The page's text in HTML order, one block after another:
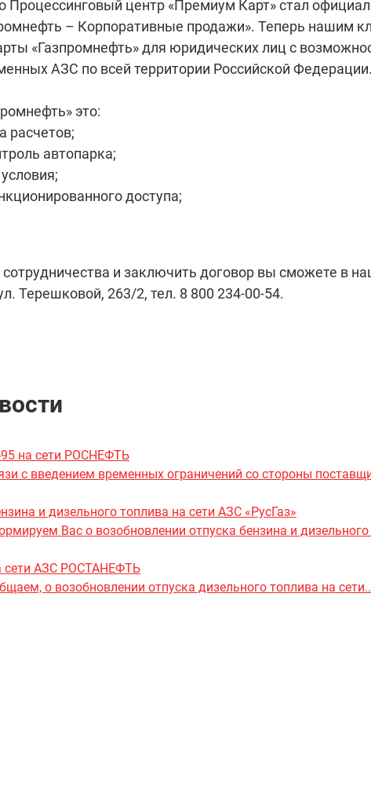
Процессинговый центр «Премиум Карт» стал
– Корпоративные продажи». Теперь нашим
«Газпромнефть» для юридических лиц с
АЗС по всей территории Российской Федерации.
это:
расчетов;
автопарка;
доступа;
и заключить договор вы сможете в
Терешковой, 263/2, тел. 8 800 234-00-54.
на сети РОСНЕФТЬ
с введением временных ограничений со стороны
и дизельного топлива на сети АЗС «РусГаз»
Вас о возобновлении отпуска бензина и дизельного
сети АЗС РОСТАНЕФТЬ
о возобновлении отпуска дизельного топлива на